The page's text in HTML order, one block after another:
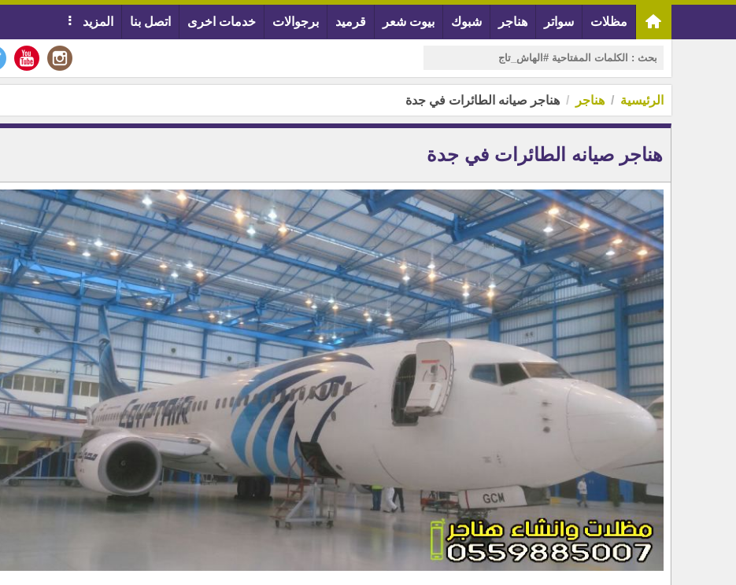
مظلات سواتر هناجر شبوك بيوت شعر قرميد برجوالات خدمات اخرى اتصل بنا المزيد
الرئيسية هناجر هناجر صيانه الطائرات في جدة
هناجر صيانه الطائرات في جدة